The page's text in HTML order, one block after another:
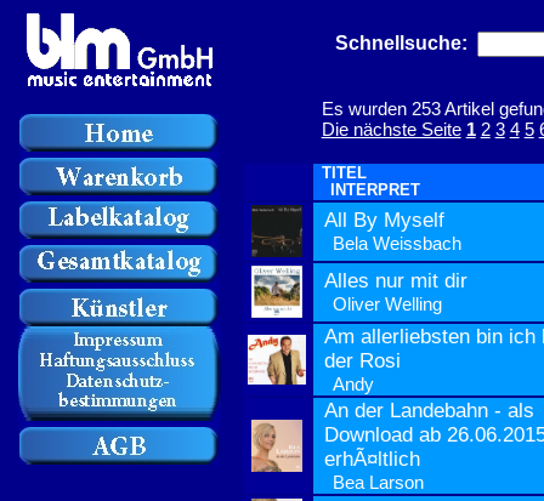
Schnellsuche:
Es wurden 253 Artikel
Die nächste Seite 1 2 3 4 5
TITEL
INTERPRET
All By Myself
Bela Weissbach
Alles nur mit dir
Oliver Welling
Am allerliebsten bin ich
der Rosi
Andy
An der Landebahn - als
Download ab
erhÃ¤ltlich
Bea Larson